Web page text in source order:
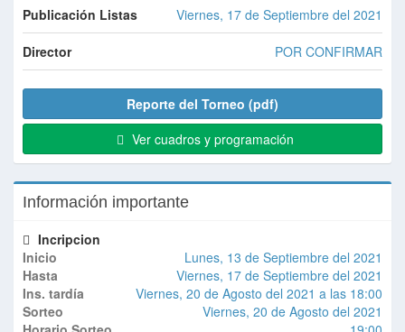
Publicación Listas Viernes, 17 de Septiembre del 2021
Director POR CONFIRMAR
Reporte del Torneo (pdf)
Ver cuadros y programación
Información importante
Incripcion
Inicio
Lunes, 13 de Septiembre del 2021
Hasta
Viernes, 17 de Septiembre del 2021
Ins. tardía
Viernes, 20 de Agosto del 2021 a las 18:00
Sorteo
Viernes, 20 de Agosto del 2021